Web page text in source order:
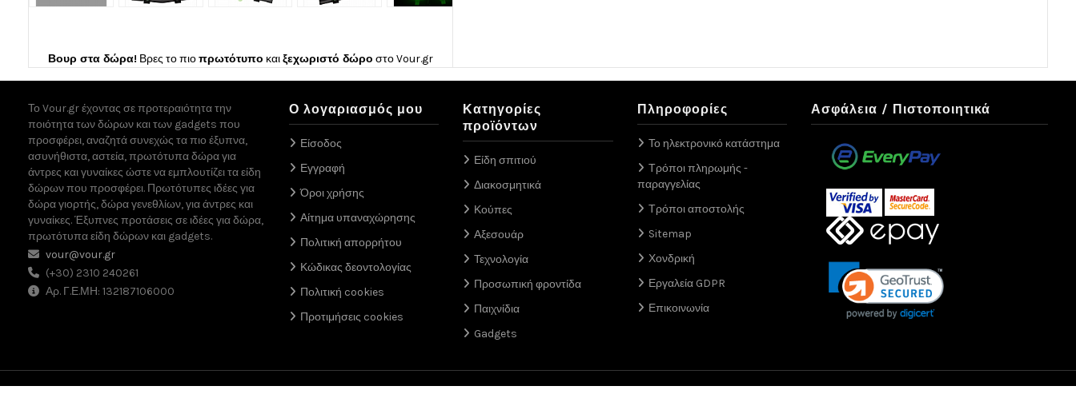
Βουρ στα δώρα! Βρες το πιοπρωτότυπο καιξεχωριστό δώρο στοVour.gr
Το Vour.gr έχοντας σε προτεραιότητα την
ποιότητα των δώρων και των gadgets που
προσφέρει, αναζητά συνεχώς τα πιο έξυπνα,
ασυνήθιστα, αστεία, πρωτότυπα δώρα για
άντρες και γυναίκες ώστε να εμπλουτίζει τα είδη
δώρων που προσφέρει. Πρωτότυπες ιδέες για
δώρα γιορτής, δώρα γενεθλίων, για άντρες και
γυναίκες. Έξυπνες προτάσεις σε ιδέες για δώρα,
πρωτότυπα είδη δώρων και gadgets.
vour@vour.gr
(+30) 2310 240261
Αρ. Γ.Ε.ΜΗ: 132187106000
Ο λογαριασμός μου
Είσοδος
Εγγραφή
Όροι χρήσης
Αίτημα υπαναχώρησης
Πολιτική απορρήτου
Κώδικας δεοντολογίας
Πολιτική cookies
Προτιμήσεις cookies
Κατηγορίες
προϊόντων
Είδη σπιτιού
Διακοσμητικά
Κούπες
Αξεσουάρ
Τεχνολογία
Προσωπική φροντίδα
Παιχνίδια
Gadgets
Πληροφορίες
Το ηλεκτρονικό κατάστημα
Τρόποι πληρωμής -
παραγγελίας
Τρόποι αποστολής
Sitemap
Χονδρική
Εργαλεία GDPR
Επικοινωνία
Ασφάλεια / Πιστοποιητικά